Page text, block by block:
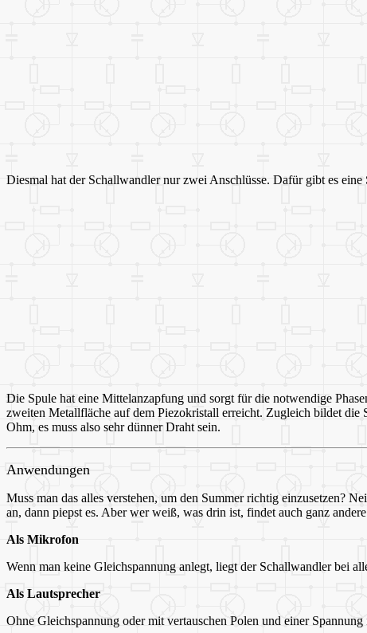
Diesmal hat der Schallwandler nur zwei Anschlüsse. Dafür gibt es
Die Spule hat eine Mittelanzapfung und sorgt für die notwendige
zweiten Metallfläche auf dem Piezokristall erreicht. Zugleich bildet
Ohm, es muss also sehr dünner Draht sein.
Anwendungen
Muss man das alles verstehen, um den Summer richtig einzusetzen?
an, dann piepst es. Aber wer weiß, was drin ist, findet auch ganz
Als Mikrofon
Wenn man keine Gleichspannung anlegt, liegt der Schallwandler bei
Als Lautsprecher
Ohne Gleichspannung oder mit vertauschen Polen und einer